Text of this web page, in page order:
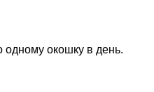
одному окошку в день.